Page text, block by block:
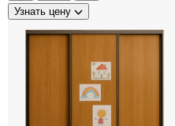
Узнать цену